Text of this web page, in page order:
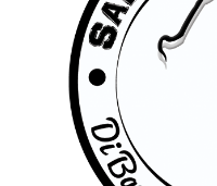
Susu dupro beracun
Selsema
July
June(18)
May (32)
April(162)
March(196)
February(116)